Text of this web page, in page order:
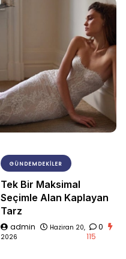
GÜNDEMDEKILER
Tek Bir Maksimal
Seçimle Alan Kaplayan
Tarz
admin
Haziran 20,
2026
0
115